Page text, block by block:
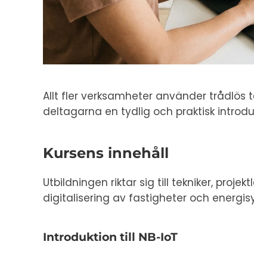
Allt fler verksamheter använder trådlös
deltagarna en tydlig och praktisk
Kursens innehåll
Utbildningen riktar sig till tekniker,
digitalisering av fastigheter och
Introduktion till NB-IoT